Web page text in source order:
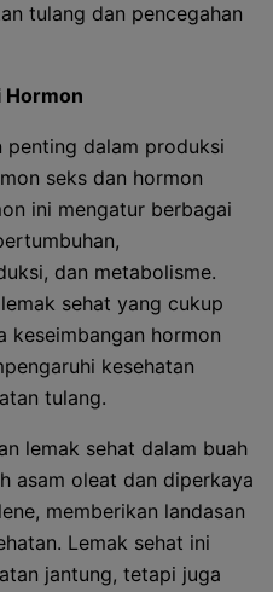
tulang dan pencegahan
Hormon
penting dalam produksi
seks dan hormon
ini mengatur berbagai
dan metabolisme.
sehat yang cukup
keseimbangan hormon
kesehatan
tulang.
lemak sehat dalam buah
asam oleat dan diperkaya
memberikan landasan
Lemak sehat ini
jantung, tetapi juga